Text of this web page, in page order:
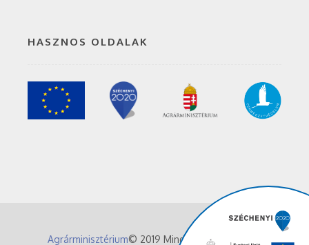
HASZNOS OLDALAK
Agrárminisztérium© 2019 Minden jog fenntartva